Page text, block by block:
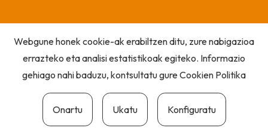
Webgune honek cookie-ak erabiltzen ditu, zure nabigazioa
errazteko eta analisi estatistikoak egiteko. Informazio
gehiago nahi baduzu, kontsultatu gureCookien Politika
Onartu Ukatu Konfiguratu